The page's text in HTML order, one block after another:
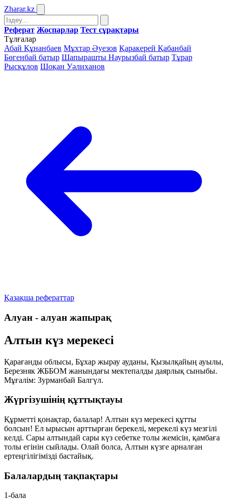
Zharar.kz
Реферат Жоспарлар Тест сұрақтары
Тұлғалар
Абай Құнанбаев Мұхтар Әуезов Қаракерей Қабанбай
Бөгенбай батыр Шапырашты Наурызбай батыр Тұрар
Рысқұлов Шоқан Уәлиханов
Қазақша рефераттар
Алуан - алуан жапырақ
Алтын күз мерекесі
Қарағанды облысы, Бұхар жырау ауданы, Қызылқайың ауылы,
Березняк ЖББОМ жанындағы мектепалды даярлық сыныбы.
Мұғалім: Зурманбай Балгүл.
Жүргізушінің құттықтауы
Құрметті қонақтар, балалар! Алтын күз мерекесі құтты
болсын! Ел ырысын арттырған берекелі, мерекелі күз мезгілі
келді. Сары алтындай сары күз себетке толы жемісін, қамбаға
толы егінін сыйлады. Олай болса, Алтын күзге арналған
ертеңгілігімізді бастайық.
Балалардың тақпақтары
1-бала